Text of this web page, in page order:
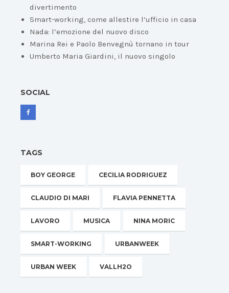
divertimento
Smart-working, come allestire l’ufficio in casa
Nada: l’emozione del nuovo disco
Marina Rei e Paolo Benvegnù tornano in tour
Umberto Maria Giardini, il nuovo singolo
SOCIAL
TAGS
BOY GEORGE CECILIA RODRIGUEZ
CLAUDIO DI MARI FLAVIA PENNETTA
LAVORO MUSICA NINA MORIC
SMART-WORKING URBANWEEK
URBAN WEEK VALLH2O